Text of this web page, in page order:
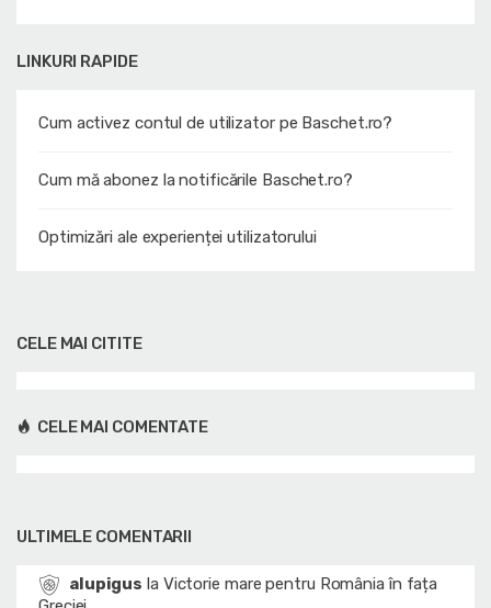
LINKURI RAPIDE
Cum activez contul de utilizator pe Baschet.ro?
Cum mă abonez la notificările Baschet.ro?
Optimizări ale experienței utilizatorului
CELE MAI CITITE
CELE MAI COMENTATE
ULTIMELE COMENTARII
alupigus la Victorie mare pentru România în fața